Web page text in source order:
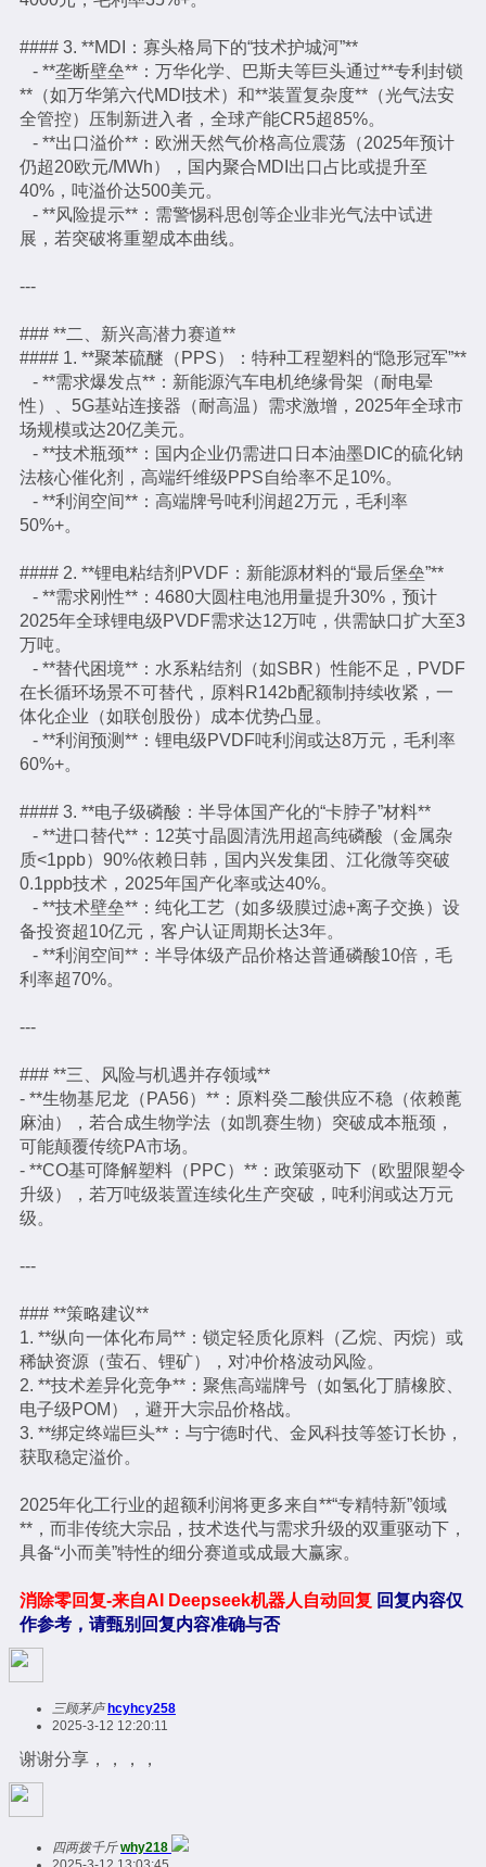
#### 3. **MDI：寡头格局下的“技术护城河”**
- **垄断壁垒**：万华化学、巴斯夫等巨头通过**专利封锁
**（如万华第六代MDI技术）和**装置复杂度**（光气法安
全管控）压制新进入者，全球产能CR5超85%。
- **出口溢价**：欧洲天然气价格高位震荡（2025年预计
仍超20欧元/MWh），国内聚合MDI出口占比或提升至
40%，吨溢价达500美元。
- **风险提示**：需警惕科思创等企业非光气法中试进
展，若突破将重塑成本曲线。
---
### **二、新兴高潜力赛道**
#### 1. **聚苯硫醚（PPS）：特种工程塑料的“隐形冠军”**
- **需求爆发点**：新能源汽车电机绝缘骨架（耐电晕
性）、5G基站连接器（耐高温）需求激增，2025年全球市
场规模或达20亿美元。
- **技术瓶颈**：国内企业仍需进口日本油墨DIC的硫化钠
法核心催化剂，高端纤维级PPS自给率不足10%。
- **利润空间**：高端牌号吨利润超2万元，毛利率
50%+。
#### 2. **锂电粘结剂PVDF：新能源材料的“最后堡垒”**
- **需求刚性**：4680大圆柱电池用量提升30%，预计
2025年全球锂电级PVDF需求达12万吨，供需缺口扩大至3
万吨。
- **替代困境**：水系粘结剂（如SBR）性能不足，PVDF
在长循环场景不可替代，原料R142b配额制持续收紧，一
体化企业（如联创股份）成本优势凸显。
- **利润预测**：锂电级PVDF吨利润或达8万元，毛利率
60%+。
#### 3. **电子级磷酸：半导体国产化的“卡脖子”材料**
- **进口替代**：12英寸晶圆清洗用超高纯磷酸（金属杂
质<1ppb）90%依赖日韩，国内兴发集团、江化微等突破
0.1ppb技术，2025年国产化率或达40%。
- **技术壁垒**：纯化工艺（如多级膜过滤+离子交换）设
备投资超10亿元，客户认证周期长达3年。
- **利润空间**：半导体级产品价格达普通磷酸10倍，毛
利率超70%。
---
### **三、风险与机遇并存领域**
- **生物基尼龙（PA56）**：原料癸二酸供应不稳（依赖蓖
麻油），若合成生物学法（如凯赛生物）突破成本瓶颈，
可能颠覆传统PA市场。
- **CO基可降解塑料（PPC）**：政策驱动下（欧盟限塑令
升级），若万吨级装置连续化生产突破，吨利润或达万元
级。
---
### **策略建议**
1. **纵向一体化布局**：锁定轻质化原料（乙烷、丙烷）或
稀缺资源（萤石、锂矿），对冲价格波动风险。
2. **技术差异化竞争**：聚焦高端牌号（如氢化丁腈橡胶、
电子级POM），避开大宗品价格战。
3. **绑定终端巨头**：与宁德时代、金风科技等签订长协，
获取稳定溢价。
2025年化工行业的超额利润将更多来自**“专精特新”领域
**，而非传统大宗品，技术迭代与需求升级的双重驱动下，
具备“小而美”特性的细分赛道或成最大赢家。
消除零回复-来自AI Deepseek机器人自动回复 回复内容仅
作参考，请甄别回复内容准确与否
三顾茅庐 hcyhcy258
2025-3-12 12:20:11
谢谢分享，，，，
四两拨千斤 why218